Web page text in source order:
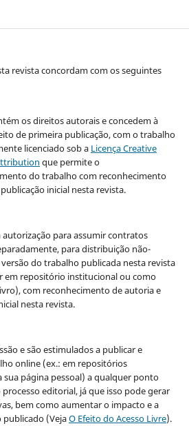
revista concordam com os seguintes
os direitos autorais e concedem à
de primeira publicação, com o trabalho
licenciado sob a Licença Creative
que permite o
do trabalho com reconhecimento
inicial nesta revista.
para assumir contratos
para distribuição não-
do trabalho publicada nesta revista
em repositório institucional ou como
com reconhecimento de autoria e
nesta revista.
e são estimulados a publicar e
online (ex.: em repositórios
sua página pessoal) a qualquer ponto
editorial, já que isso pode gerar
bem como aumentar o impacto e a
(VejaO Efeito do Acesso Livre).